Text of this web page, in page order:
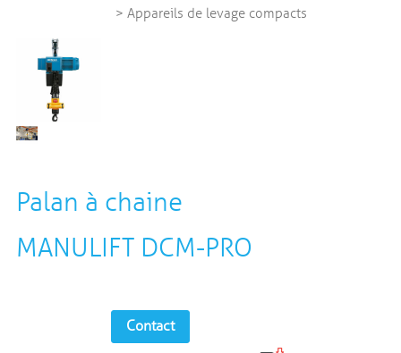
>Appareils de levage compacts
Palan à chaine
MANULIFT DCM-PRO
Contact